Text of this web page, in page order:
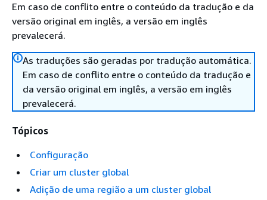
Em caso de conflito entre o conteúdo da tradução e da
versão original em inglês, a versão em inglês
prevalecerá.
As traduções são geradas por tradução automática.
Em caso de conflito entre o conteúdo da tradução e
da versão original em inglês, a versão em inglês
prevalecerá.
Tópicos
Configuração
Criar um cluster global
Adição de uma região a um cluster global